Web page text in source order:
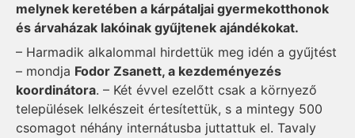
melynek keretében a kárpátaljai gyermekotthonok
és árvaházak lakóinak gyűjtenek ajándékokat.
– Harmadik alkalommal hirdettük meg idén a gyűjtést
– mondja Fodor Zsanett, a kezdeményezés
koordinátora. – Két évvel ezelőtt csak a környező
települések lelkészeit értesítettük, s a mintegy 500
csomagot néhány internátusba juttattuk el. Tavaly